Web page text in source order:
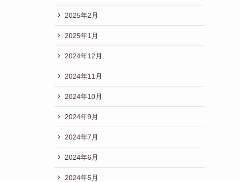
2025年2月
2025年1月
2024年12月
2024年11月
2024年10月
2024年9月
2024年7月
2024年6月
2024年5月